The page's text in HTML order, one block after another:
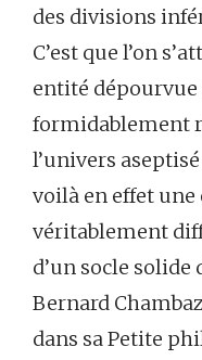
des divisions
C’est que l’on
entité
formidablement
l’univers
voilà en effet
véritablement
d’un socle solide
Bernard
dans sa Petite